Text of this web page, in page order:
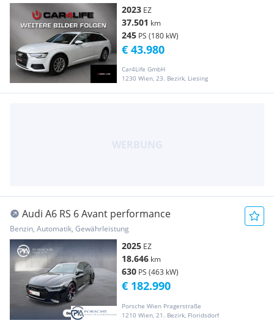
2023 EZ
37.501 km
245 PS (180 kW)
Car4Life GmbH
1230 Wien, 23. Bezirk, Liesing
€ 43.980
Audi A6 RS 6 Avant performance
Benzin, Automatik, Gewährleistung
2025 EZ
18.646 km
630 PS (463 kW)
Porsche Wien Pragerstraße
1210 Wien, 21. Bezirk, Floridsdorf
€ 182.990